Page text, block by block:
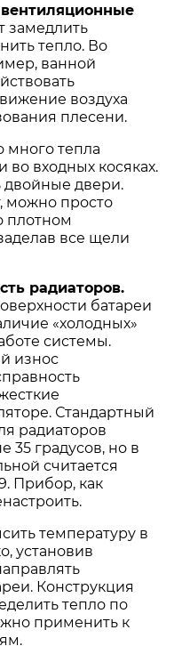
замедлить
тепло. Во
ванной
воздуха
плесени.
много тепла
входных косяках.
двойные двери.
можно просто
плотном
все щели
радиаторов.
батареи
«холодных»
системы.
износ
Стандартный
радиаторов
35 градусов, но в
считается
Прибор, как
температуру в
установив
Конструкция
тепло по
применить к